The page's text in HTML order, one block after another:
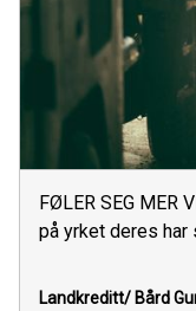
FØLER SEG MER
på yrket deres har
Landkreditt/ Bård